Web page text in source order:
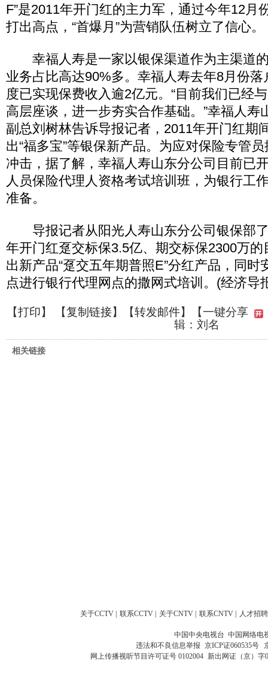
F”是2011年开门红的主力军，通过今年12月
打出高点，“首爆月”为营销队伍树立了信心。
幸福人寿是一家以银保渠道作为主渠道
业务占比高达90%多。幸福人寿去年8月份
度已实现保费收入逾2亿元。“目前我们已经
高层座谈，进一步夯实合作基础。”幸福人寿
副总刘树林告诉导报记者，2011年开门红期
出“福多宝”等银保新产品。为应对保险专管
冲击，据了解，幸福人寿山东分公司目前已
人员保险代理人资格考试培训班，为银行工
准备。
导报记者从阳光人寿山东分公司银保部
年开门红趸交标保3.5亿、期交标保2300万
出新产品“趸交五年期普照E”分红产品，同时
点进行银行代理网点的撒网式培训。(经济导
【打印】 【复制链接】【转发邮件】
【一键分享
辑：刘名
相关链接
关于CCTV | 联系CCTV | 关于CNTV | 联系CNTV | 人才招聘
中国中央电视台 中国网络电
违法和不良信息举报 京ICP证060535号
网上传播视听节目许可证号 0102004 新出网证（京）